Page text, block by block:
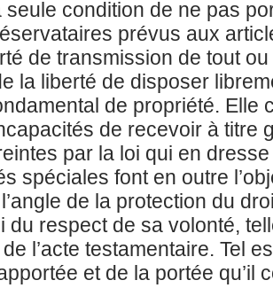
seule condition de ne pas
prévus aux
de transmission de tout
la liberté de disposer
de propriété. Elle
de recevoir à titre
par la loi qui en
spéciales font en outre
de la protection du
du respect de sa volonté,
l’acte testamentaire. Tel
et de la portée qu’il